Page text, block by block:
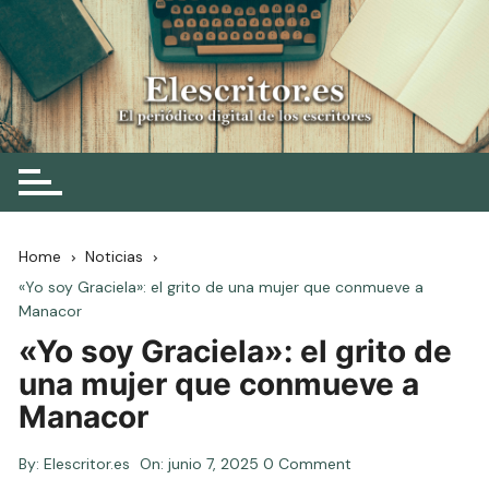
Skip
to
content
Elescritor.es
El periódico digital de los escritores
Home
Noticias
«Yo soy Graciela»: el grito de una mujer que conmueve a
Manacor
«Yo soy Graciela»: el grito de
una mujer que conmueve a
Manacor
By: Elescritor.es On:junio 7, 2025 0 Comment